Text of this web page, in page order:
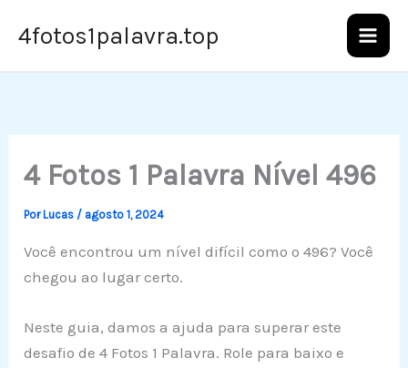
para4fotos1palavra.top
4 Fotos 1 Palavra Nível 496
PorLucas / agosto 1, 2024
Você encontrou um nível difícil como o 496? Você
chegou ao lugar certo.
Neste guia, damos a ajuda para superar este
desafio de 4 Fotos 1 Palavra. Role para baixo e